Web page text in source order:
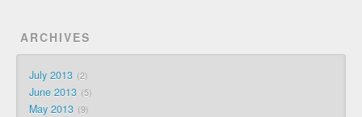
ARCHIVES
July 2013 2
June 2013 5
May 2013 9